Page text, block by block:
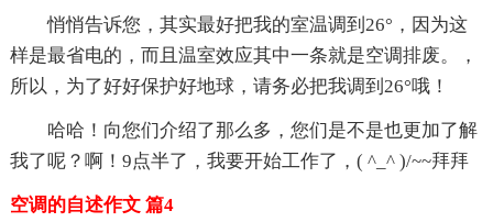
悄悄告诉您，其实最好把我的室温调到26°，因为这
样是最省电的，而且温室效应其中一条就是空调排废。，
所以，为了好好保护好地球，请务必把我调到26°哦！
哈哈！向您们介绍了那么多，您们是不是也更加了解
我了呢？啊！9点半了，我要开始工作了，( ^_^ )/~~拜拜
空调的自述作文 篇4